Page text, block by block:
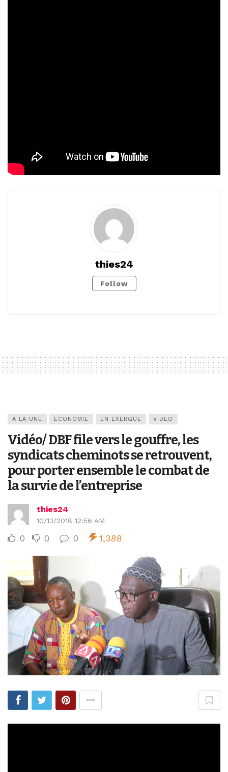
thies24
Follow
A LA UNE ECONOMIE EN EXERGUE VIDEO
Vidéo/ DBF file vers le gouffre, les
syndicats cheminots se retrouvent,
pour porter ensemble le combat de
la survie de l’entreprise
thies24
10/13/2018 12:56 AM
0 0 0 1,388